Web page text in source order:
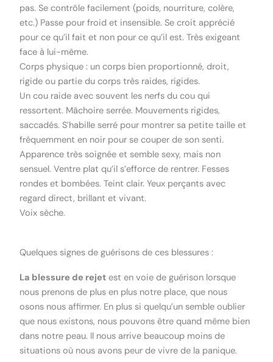
pas. Se contrôle facilement (poids, nourriture, colère,
etc.) Passe pour froid et insensible. Se croit apprécié
pour ce qu’il fait et non pour ce qu’il est. Très exigeant
face à lui-même.
Corps physique : un corps bien proportionné, droit,
rigide ou partie du corps très raides, rigides.
Un cou raide avec souvent les nerfs du cou qui
ressortent. Mâchoire serrée. Mouvements rigides,
saccadés. S’habille serré pour montrer sa petite taille et
fréquemment en noir pour se couper de son senti.
Apparence très soignée et semble sexy, mais non
sensuel. Ventre plat qu’il s’efforce de rentrer. Fesses
rondes et bombées. Teint clair. Yeux perçants avec
regard direct, brillant et vivant.
Voix sèche.
Quelques signes de guérisons de ces blessures :
La blessure de rejet est en voie de guérison lorsque
nous prenons de plus en plus notre place, que nous
osons nous affirmer. En plus si quelqu’un semble oublier
que nous existons, nous pouvons être quand même bien
dans notre peau. Il nous arrive beaucoup moins de
situations où nous avons peur de vivre de la panique.